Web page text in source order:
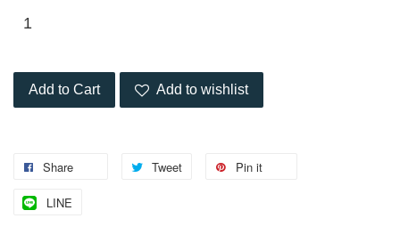
Add to Cart Add to wishlist
Share Tweet Pin it
LINE